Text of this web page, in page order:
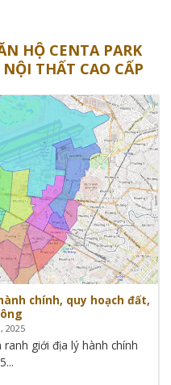
HỘ CENTA PARK
THẤT CAO CẤP
chính, quy hoạch đất,
2025
giới địa lý hành chính